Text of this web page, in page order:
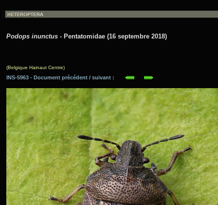
Podops inunctus - Pentatomidae (16 septembre 2018)
(Belgique Hainaut Centre)
INS-5963 - Document précédent / suivant :